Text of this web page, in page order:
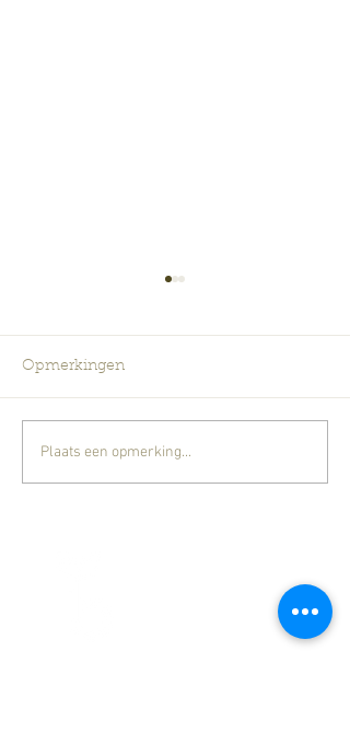
Kermiskoopjes op de
zomerbloeiers
Opmerkingen
Plaats een opmerking...
Bloemisterij